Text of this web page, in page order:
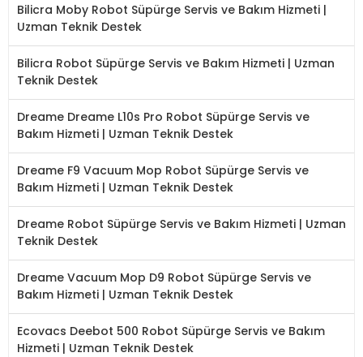
Bilicra Moby Robot Süpürge Servis ve Bakım Hizmeti |
Uzman Teknik Destek
Bilicra Robot Süpürge Servis ve Bakım Hizmeti | Uzman
Teknik Destek
Dreame Dreame L10s Pro Robot Süpürge Servis ve
Bakım Hizmeti | Uzman Teknik Destek
Dreame F9 Vacuum Mop Robot Süpürge Servis ve
Bakım Hizmeti | Uzman Teknik Destek
Dreame Robot Süpürge Servis ve Bakım Hizmeti | Uzman
Teknik Destek
Dreame Vacuum Mop D9 Robot Süpürge Servis ve
Bakım Hizmeti | Uzman Teknik Destek
Ecovacs Deebot 500 Robot Süpürge Servis ve Bakım
Hizmeti | Uzman Teknik Destek